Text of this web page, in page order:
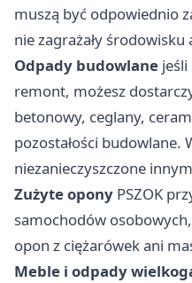
muszą być odpowiednio
nie zagrażały
Odpady budowlane
remont, możesz
betonowy, ceglany,
pozostałości budowlane.
niezanieczyszczone
Zużyte opony PSZOK
samochodów
opon z ciężarówek ani
Meble i odpady